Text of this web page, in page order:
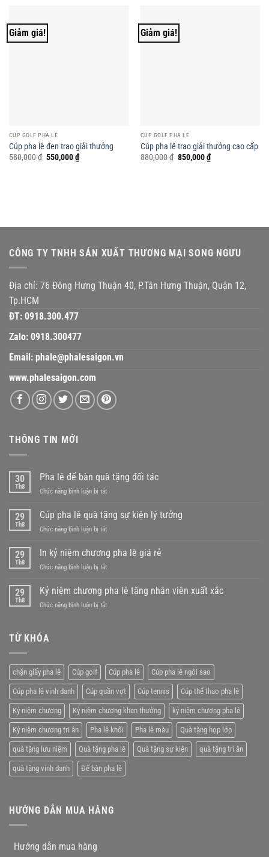
Giảm giá!
CÚP GOLF PHA LÊ
Cúp pha lê đen trao giải thưởng
580,000₫ Giá
550,000₫Giá
hiện
Giảm giá!
CÚP GOLF PHA LÊ
Cúp pha lê trao giải thưởng cao cấp
880,000₫ Giá
850,000₫Giá
hiện
CÔNG TY TNHH SẢN XUẤT THƯƠNG MẠI SONG NGƯU
Địa chỉ: 76 Đông Hưng Thuận 40, P.Tân Hưng Thuận, Quận 12,
Tp.HCM
ĐT: 0918.300.477
Zalo: 0918.300477
Email: phale@phalesaigon.vn
www.phalesaigon.com
THÔNG TIN MỚI
30
Th8
Pha lê để bàn quà tặng đối tác
Chức năng bình luận bị tắtở
lê
bàn
tặng
29
Th8
Cúp pha lê quà tặng sự kiện lý tưởng
Chức năng bình luận bị tắtở
pha
lê
quà
sự
29
Th8
In kỷ niệm chương pha lê giá rẻ
Chức năng bình luận bị tắtở
kỷ
chương
29
Th8
Kỷ niệm chương pha lê tặng nhân viên xuất xắc
Chức năng bình luận bị tắtở
tặng
nhân
viên
xuất
xắc
TỪ KHÓA
chặn giấy pha lê Cúp golf Cúp pha lê Cúp pha lê ngôi sao
Cúp pha lê vinh danh Cúp quần vợt Cúp tennis Cúp thể thao pha lê
Kỷ niệm chương Kỷ niệm chương khen thưởng kỷ niệm chương pha lê
Kỷ niệm chương tri ân Pha lê khối Pha lê màu Quà tặng họp lớp
quà tặng lưu niệm Quà tặng pha lê Quà tặng sự kiện quà tặng tri ân
quà tặng vinh danh Để bàn pha lê
HƯỚNG DẪN MUA HÀNG
Hướng dẫn mua hàng